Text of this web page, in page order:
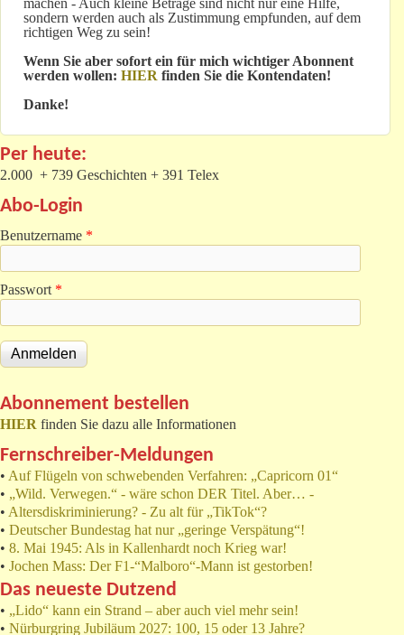
machen - Auch kleine Beträge sind nicht nur eine Hilfe,
sondern werden auch als Zustimmung empfunden, auf dem
richtigen Weg zu sein!
Wenn Sie aber sofort ein für mich wichtiger Abonnent
werden wollen: HIER finden Sie die Kontendaten!
Danke!
Per heute:
2.000 + 739 Geschichten + 391 Telex
Abo-Login
Benutzername *
Passwort *
Abonnement bestellen
HIER finden Sie dazu alle Informationen
Fernschreiber-Meldungen
• Auf Flügeln von schwebenden Verfahren: „Capricorn 01“
• „Wild. Verwegen.“ - wäre schon DER Titel. Aber… -
• Altersdiskriminierung? - Zu alt für „TikTok“?
• Deutscher Bundestag hat nur „geringe Verspätung“!
• 8. Mai 1945: Als in Kallenhardt noch Krieg war!
• Jochen Mass: Der F1-“Malboro“-Mann ist gestorben!
Das neueste Dutzend
• „Lido“ kann ein Strand – aber auch viel mehr sein!
• Nürburgring Jubiläum 2027: 100, 15 oder 13 Jahre?